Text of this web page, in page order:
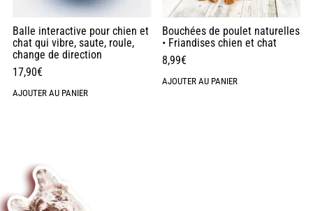
Balle interactive pour chien et
chat qui vibre, saute, roule,
change de direction
17,90€
AJOUTER AU PANIER
Bouchées de poulet naturelles
• Friandises chien et chat
8,99€
AJOUTER AU PANIER